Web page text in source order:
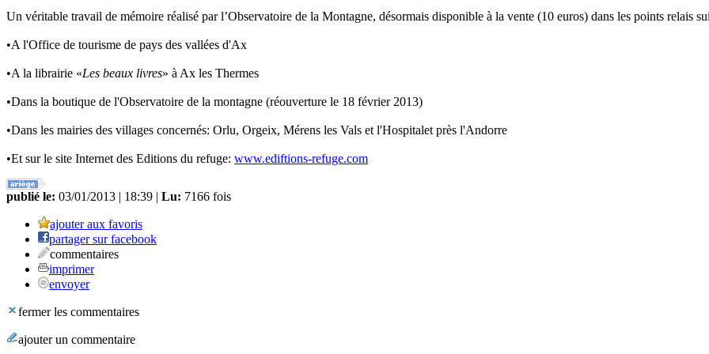
Un véritable travail de mémoire réalisé par l’Observatoire de la Montagne, désormais disponible à la vente (10 euros) dans les points relais
•A l'Office de tourisme de pays des vallées d'Ax
•A la librairie «Les beaux livres» à Ax les Thermes
•Dans la boutique de l'Observatoire de la montagne (réouverture le 18 février 2013)
•Dans les mairies des villages concernés: Orlu, Orgeix, Mérens les Vals et l'Hospitalet près l'Andorre
•Et sur le site Internet des Editions du refuge: www.ediftions-refuge.com
publié le: 03/01/2013 | 18:39 | Lu: 7166 fois
ajouter aux favoris
partager sur facebook
commentaires
imprimer
envoyer
fermer les commentaires
ajouter un commentaire